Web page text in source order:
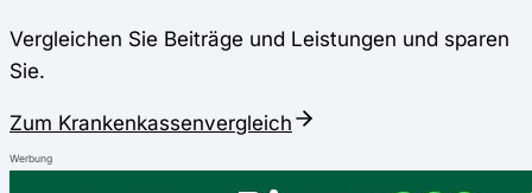
Vergleichen Sie Beiträge und Leistungen und sparen
Sie.
Zum Krankenkassenvergleich
Werbung